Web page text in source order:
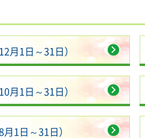
月1日～31日）
月1日～31日）
1日～31日）